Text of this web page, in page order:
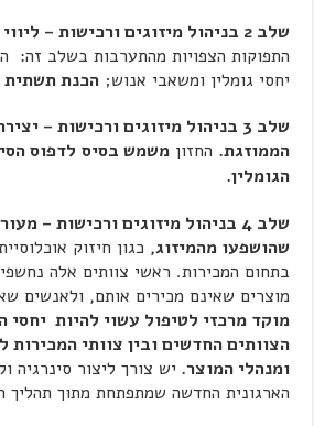
שלב 2 בניהול מיזוגים ורכישות – ליווי בתהליך המו"מ.
התפוקות הצפויות מהתערבות בשלב זה:
יחסי גומלין ומשאבי אנוש;הכנת תשתית
שלב 3 בניהול מיזוגים ורכישות –
הממוזגת. החזוןמשמש בסיס לדפוס
הגומלין.
שלב 4 בניהול מיזוגים ורכישות –
שהושפעו מהמיזוג, כגון חיזוק
בתחום המכירות. ראשי צוותים אלה
מוצרים שאינם מכירים אותם, ולאנשים
מוקד מרכזי לטיפול עשוי להיות יחסי
הצוותים החדשים ובין צוותי המכירות
ומנהלי המוצר. יש צורך ליצור סינרגיה
הארגונית החדשה שמתפתחת מתוך תהליך